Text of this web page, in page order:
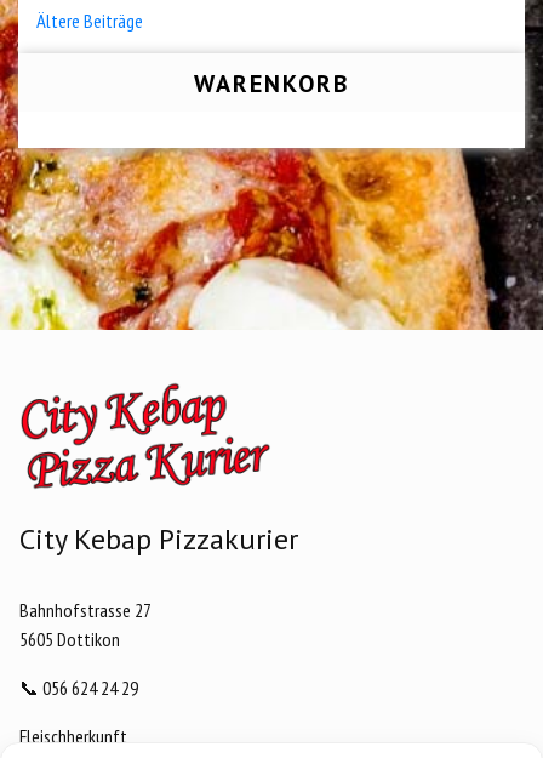
Beitragsnavigation
Ältere Beiträge
WARENKORB
City Kebap Pizzakurier
Bahnhofstrasse 27
5605 Dottikon
📞 056 624 24 29
Fleischherkunft